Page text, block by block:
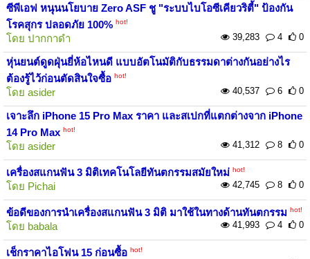
ซีพีเอฟ หนุนนโยบาย Zero ASF ชู "ระบบไบโอซีเคียวริตี้" ป้องกัน
โรคสุกร ปลอดภัย 100% hot!
โดย ปากกาดำ 39,283 4 0
หุ่นยนต์ดูดฝุ่นยี่ห้อไหนดี แบบอัตโนมัติกับธรรมดาต่างกันอย่างไร
ต้องรู้ไว้ก่อนตัดสินใจซื้อ hot!
โดย asider 40,537 6 0
เจาะลึก iPhone 15 Pro Max ราคา และสเปกที่แตกต่างจาก iPhone
14 Pro Max hot!
โดย asider 41,312 8 0
เครื่องสแกนฟัน 3 มิติเทคโนโลยีทันตกรรมสมัยใหม่ hot!
โดย Pichai 42,745 8 0
ข้อดีของการนำเครื่องสแกนฟัน 3 มิติ มาใช้ในทางด้านทันตกรรม hot!
โดย babala 41,993 4 0
เช็กราคาไอโฟน 15 ก่อนซื้อ hot!